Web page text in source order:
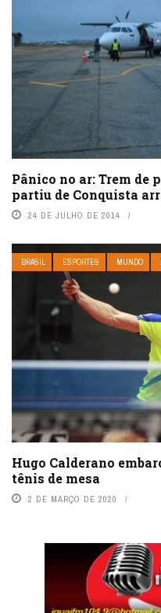
Pânico no ar: Trem de
partiu de Conquista
24 DE JULHO DE 2014
BRASIL ESPORTES MUNDO
Hugo Calderano
tênis de mesa
2 DE MARÇO DE 2020